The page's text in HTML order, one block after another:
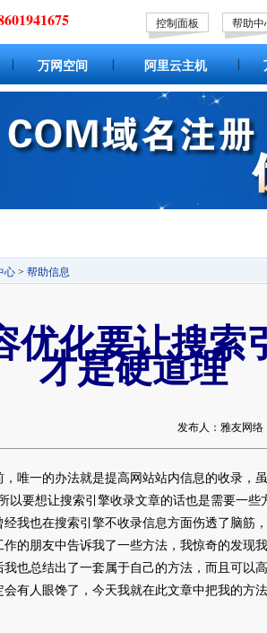
控制面板 帮助中
万网空间 阿里云主机
心 > 帮助信息
优化要让搜索
才是硬道理
发布人：雅友网络
一的办法就是提高网站站内信息的收录，
以要想让搜索引擎收录文章的话也是需要一些
我也在搜索引擎不收录信息方面伤透了脑筋
的朋友中告诉我了一些方法，我惊奇的发现
也总结出了一套属于自己的方法，而且可以
有人眼馋了，今天我就在此文章中把我的方